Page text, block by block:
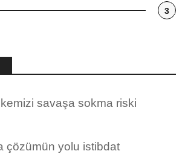
3
savaşa sokma riski
çözümün yolu istibdat